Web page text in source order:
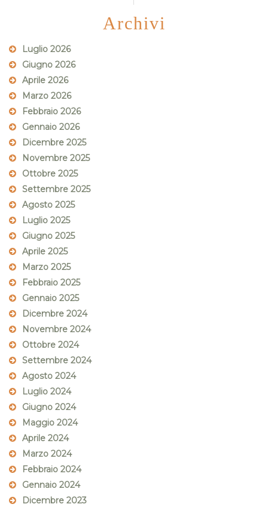
Archivi
Luglio 2026
Giugno 2026
Aprile 2026
Marzo 2026
Febbraio 2026
Gennaio 2026
Dicembre 2025
Novembre 2025
Ottobre 2025
Settembre 2025
Agosto 2025
Luglio 2025
Giugno 2025
Aprile 2025
Marzo 2025
Febbraio 2025
Gennaio 2025
Dicembre 2024
Novembre 2024
Ottobre 2024
Settembre 2024
Agosto 2024
Luglio 2024
Giugno 2024
Maggio 2024
Aprile 2024
Marzo 2024
Febbraio 2024
Gennaio 2024
Dicembre 2023